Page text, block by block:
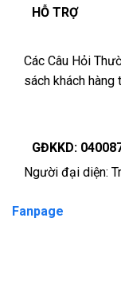
HỖ TRỢ
Các Câu Hỏi
sách khách hàng
GĐKKD:
Người đại diện:
Fanpage